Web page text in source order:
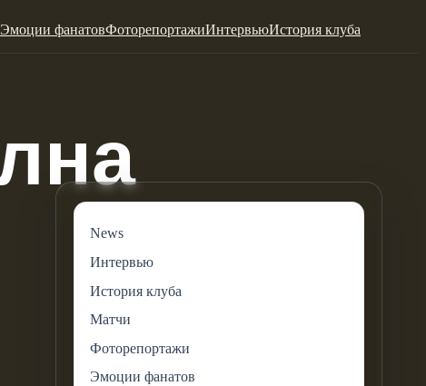
Эмоции фанатовФоторепортажиИнтервьюИстория клуба
News
Интервью
История клуба
Матчи
Фоторепортажи
Эмоции фанатов